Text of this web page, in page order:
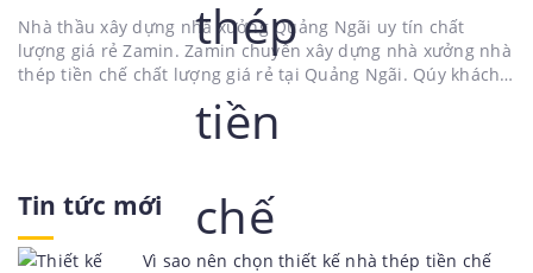
Nhà thầu xây dựng nhà xưởng Quảng Ngãi uy tín chất
lượng giá rẻ Zamin. Zamin chuyên xây dựng nhà xưởng nhà
thép tiền chế chất lượng giá rẻ tại Quảng Ngãi. Qúy khách
hàng ở khu vực Quảng Ngãi cần thiết kế xây dựng nhà
xưởng nhà thép tiền...
Tin tức mới
Vì sao nên chọn thiết kế nhà thép tiền chế